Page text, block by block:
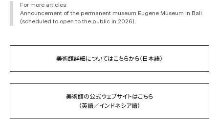
For more articles:
Announcement of the permanent museum Eugene Museum in Bali
(scheduled to open to the public in 2026).
美術館詳細についてはこちらから（日本語）
美術館の公式ウェブサイトはこちら
（英語／インドネシア語）